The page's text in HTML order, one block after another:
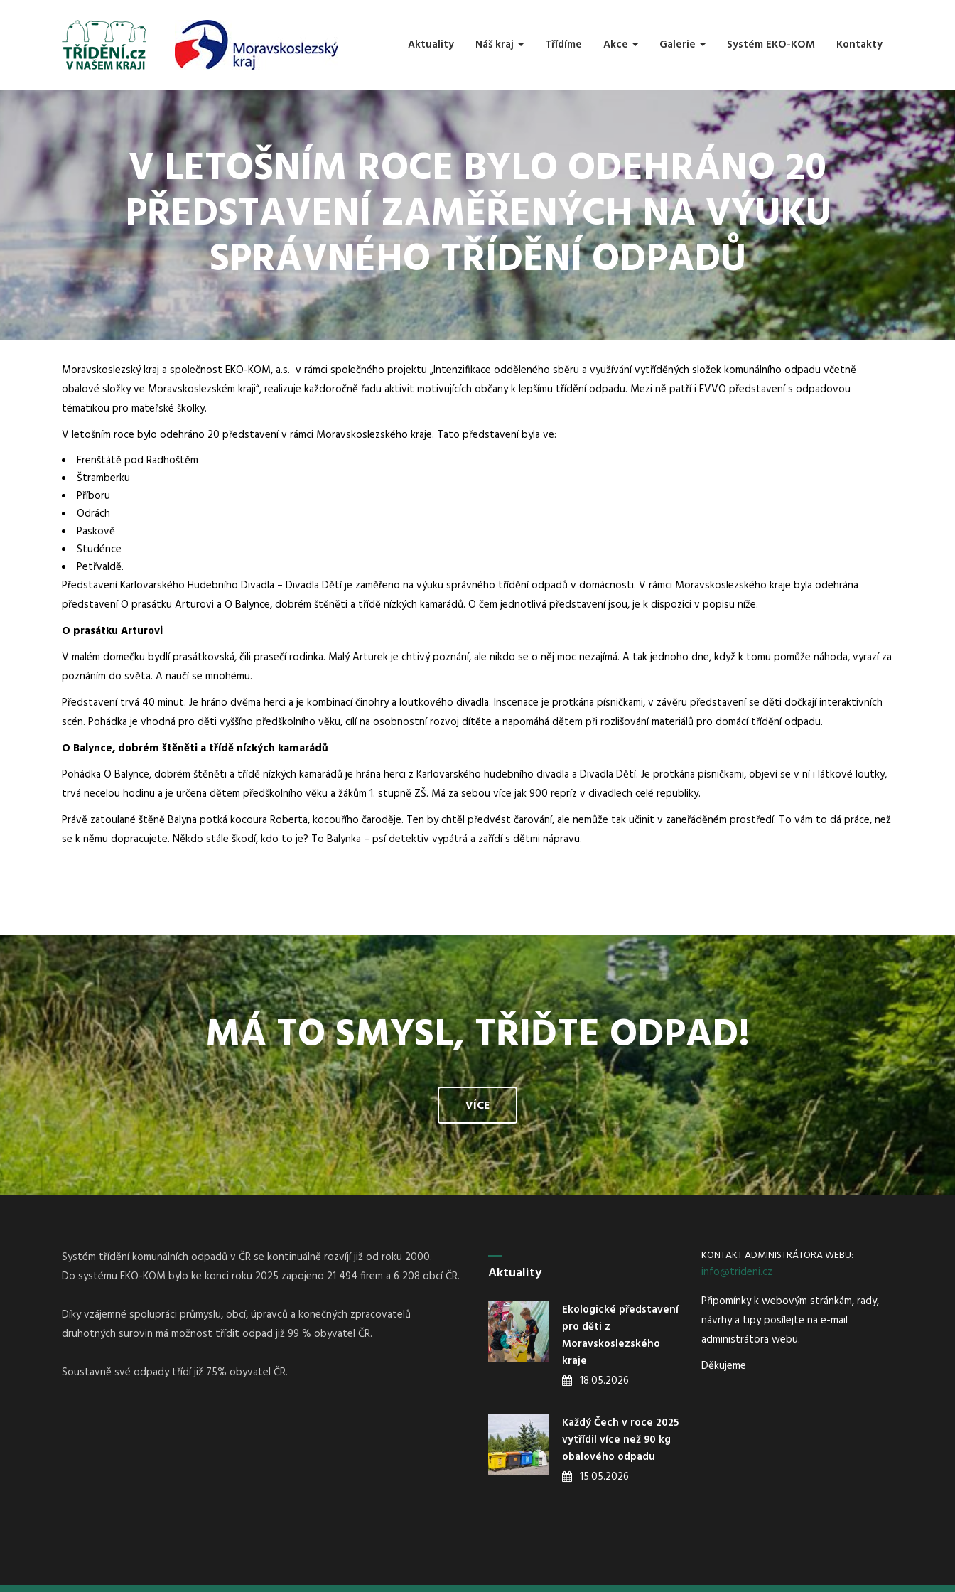
Aktuality Náš kraj Třídíme Akce Galerie Systém EKO-KOM Kontakty
V LETOŠNÍM ROCE BYLO ODEHRÁNO 20
PŘEDSTAVENÍ ZAMĚŘENÝCH NA VÝUKU
SPRÁVNÉHO TŘÍDĚNÍ ODPADŮ
Moravskoslezský kraj a společnost EKO-KOM, a.s. v rámci společného projektu „Intenzifikace odděleného sběru a využívání vytříděných složek komunálního odpadu včetně
obalové složky ve Moravskoslezském kraji“, realizuje každoročně řadu aktivit motivujících občany k lepšímu třídění odpadu. Mezi ně patří i EVVO představení s odpadovou
tématikou pro mateřské školky.
V letošním roce bylo odehráno 20 představení v rámci Moravskoslezského kraje. Tato představení byla ve:
Frenštátě pod Radhoštěm
Štramberku
Příboru
Odrách
Paskově
Studénce
Petřvaldě.
Představení Karlovarského Hudebního Divadla – Divadla Dětí je zaměřeno na výuku správného třídění odpadů v domácnosti. V rámci Moravskoslezského kraje byla odehrána
představení O prasátku Arturovi a O Balynce, dobrém štěněti a třídě nízkých kamarádů. O čem jednotlivá představení jsou, je k dispozici v popisu níže.
O prasátku Arturovi
V malém domečku bydlí prasátkovská, čili prasečí rodinka. Malý Arturek je chtivý poznání, ale nikdo se o něj moc nezajímá. A tak jednoho dne, když k tomu pomůže náhoda, vyrazí za
poznáním do světa. A naučí se mnohému.
Představení trvá 40 minut. Je hráno dvěma herci a je kombinací činohry a loutkového divadla. Inscenace je protkána písničkami, v závěru představení se děti dočkají interaktivních
scén. Pohádka je vhodná pro děti vyššího předškolního věku, cílí na osobnostní rozvoj dítěte a napomáhá dětem při rozlišování materiálů pro domácí třídění odpadu.
O Balynce, dobrém štěněti a třídě nízkých kamarádů
Pohádka O Balynce, dobrém štěněti a třídě nízkých kamarádů je hrána herci z Karlovarského hudebního divadla a Divadla Dětí. Je protkána písničkami, objeví se v ní i látkové loutky,
trvá necelou hodinu a je určena dětem předškolního věku a žákům 1. stupně ZŠ. Má za sebou více jak 900 repríz v divadlech celé republiky.
Právě zatoulané štěně Balyna potká kocoura Roberta, kocouřího čaroděje. Ten by chtěl předvést čarování, ale nemůže tak učinit v zaneřáděném prostředí. To vám to dá práce, než
se k němu dopracujete. Někdo stále škodí, kdo to je? To Balynka – psí detektiv vypátrá a zařídí s dětmi nápravu.
MÁ TO SMYSL, TŘIĎTE ODPAD!
VÍCE
Systém třídění komunálních odpadů v ČR se kontinuálně rozvíjí již od roku 2000.
Do systému EKO-KOM bylo ke konci roku 2025 zapojeno 21 494 firem a 6 208 obcí ČR.
Díky vzájemné spolupráci průmyslu, obcí, úpravců a konečných zpracovatelů
druhotných surovin má možnost třídit odpad již 99 % obyvatel ČR.
Soustavně své odpady třídí již 75% obyvatel ČR.
Aktuality
Ekologické představení
pro děti z
Moravskoslezského
kraje
18.05.2026
Každý Čech v roce 2025
vytřídil více než 90 kg
obalového odpadu
15.05.2026
KONTAKT ADMINISTRÁTORA WEBU:
info@trideni.cz
Připomínky k webovým stránkám, rady,
návrhy a tipy posílejte na e-mail
administrátora webu.
Děkujeme